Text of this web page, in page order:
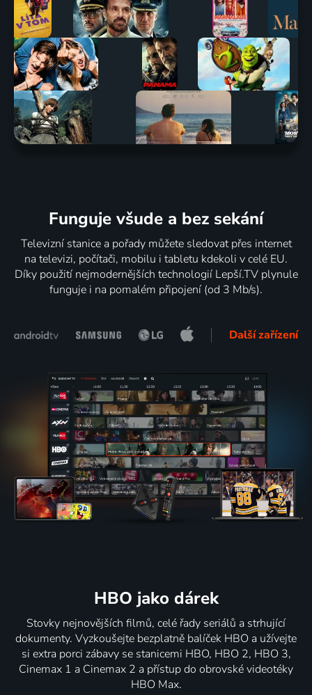
Funguje všude a bez sekání
Televizní stanice a pořady můžete sledovat přes internet
na televizi, počítači, mobilu i tabletu kdekoli v celé EU.
Díky použití nejmodernějších technologií Lepší.TV plynule
funguje i na pomalém připojení (od 3 Mb/s).
Další zařízení
HBO jako dárek
Stovky nejnovějších filmů, celé řady seriálů a strhující
dokumenty. Vyzkoušejte bezplatně balíček HBO a užívejte
si extra porci zábavy se stanicemi HBO, HBO 2, HBO 3,
Cinemax 1 a Cinemax 2 a přístup do obrovské videotéky
HBO Max.